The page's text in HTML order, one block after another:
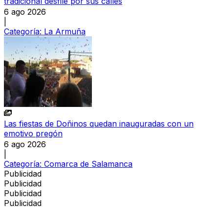
6 ago 2026
Categoría: La Armuña
Las fiestas de Doñinos quedan inauguradas con un
emotivo pregón
6 ago 2026
Categoría: Comarca de Salamanca
Publicidad
Publicidad
Publicidad
Publicidad